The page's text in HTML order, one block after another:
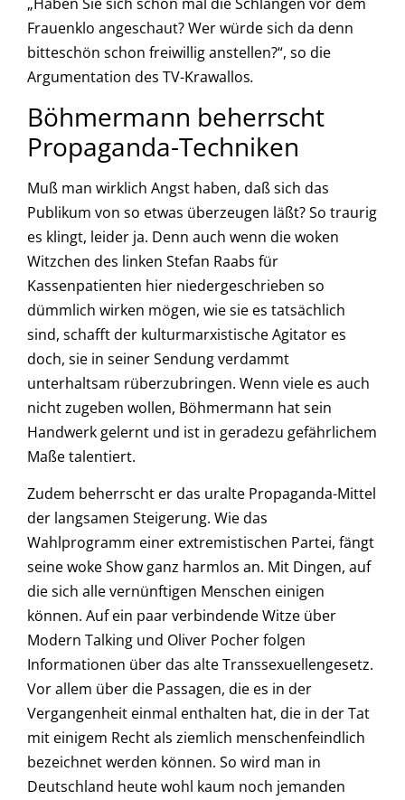
Frauenklo angeschaut? Wer würde sich da denn
bitteschön schon freiwillig anstellen?“, so die
Argumentation des TV-Krawallos.
Böhmermann beherrscht
Propaganda-Techniken
Muß man wirklich Angst haben, daß sich das
Publikum von so etwas überzeugen läßt? So traurig
es klingt, leider ja. Denn auch wenn die woken
Witzchen des linken Stefan Raabs für
Kassenpatienten hier niedergeschrieben so
dümmlich wirken mögen, wie sie es tatsächlich
sind, schafft der kulturmarxistische Agitator es
doch, sie in seiner Sendung verdammt
unterhaltsam rüberzubringen. Wenn viele es auch
nicht zugeben wollen, Böhmermann hat sein
Handwerk gelernt und ist in geradezu gefährlichem
Maße talentiert.
Zudem beherrscht er das uralte Propaganda-Mittel
der langsamen Steigerung. Wie das
Wahlprogramm einer extremistischen Partei, fängt
seine woke Show ganz harmlos an. Mit Dingen, auf
die sich alle vernünftigen Menschen einigen
können. Auf ein paar verbindende Witze über
Modern Talking und Oliver Pocher folgen
Informationen über das alte Transsexuellengesetz.
Vor allem über die Passagen, die es in der
Vergangenheit einmal enthalten hat, die in der Tat
mit einigem Recht als ziemlich menschenfeindlich
bezeichnet werden können. So wird man in
Deutschland heute wohl kaum noch jemanden